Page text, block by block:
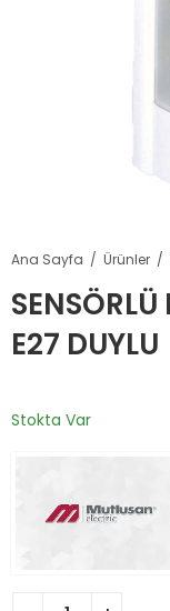
Ana Sayfa Ürünler
E27 DUYLU
Stokta Var